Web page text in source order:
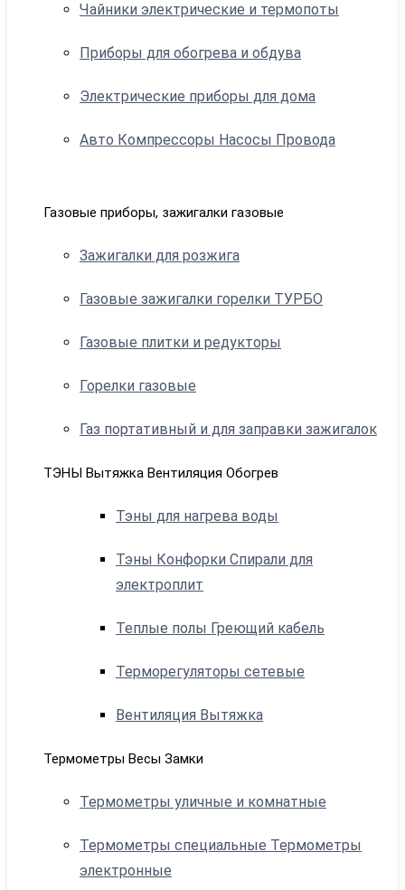
Чайники электрические и термопоты
Приборы для обогрева и обдува
Электрические приборы для дома
Авто Компрессоры Насосы Провода
Газовые приборы, зажигалки газовые
Зажигалки для розжига
Газовые зажигалки горелки ТУРБО
Газовые плитки и редукторы
Горелки газовые
Газ портативный и для заправки зажигалок
ТЭНЫ Вытяжка Вентиляция Обогрев
Тэны для нагрева воды
Тэны Конфорки Спирали для
электроплит
Теплые полы Греющий кабель
Терморегуляторы сетевые
Вентиляция Вытяжка
Термометры Весы Замки
Термометры уличные и комнатные
Термометры специальные Термометры
электронные